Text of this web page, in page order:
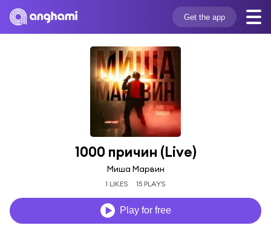
Get the app
1000 причин (Live)
Миша Марвин
1 LIKES 15 PLAYS
Play for free